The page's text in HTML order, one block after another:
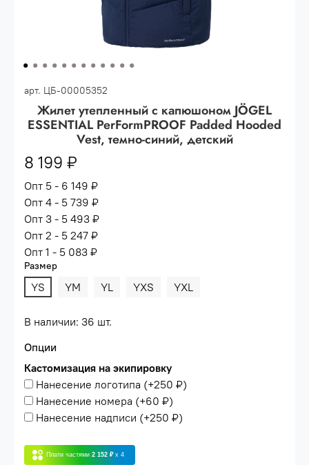
арт. ЦБ-00005352
Жилет утепленный c капюшоном JÖGEL
ESSENTIAL PerFormPROOF Padded Hooded
Vest, темно-синий, детский
8 199 ₽
Опт 5 - 6 149 ₽
Опт 4 - 5 739 ₽
Опт 3 - 5 493 ₽
Опт 2 - 5 247 ₽
Опт 1 - 5 083 ₽
Размер
YS YM YL YXS YXL
В наличии: 36 шт.
Опции
Кастомизация на экипировку
Нанесение логотипа (+250 ₽)
Нанесение номера (+60 ₽)
Нанесение надписи (+250 ₽)
Плати частями 2 152 ₽ x 4